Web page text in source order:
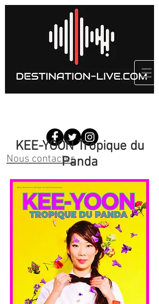
Nous contacter
KEE-YOON Tropique du
Panda